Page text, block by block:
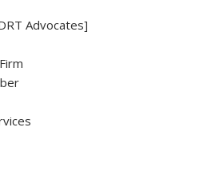
Advocates]